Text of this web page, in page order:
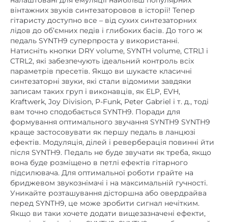
лідов до об’ємних педів і глибоких басів. До того ж
педаль SYNTH9 суперпроста у використанні.
Натисніть кнопки DRY volume, SYNTH volume, CTRL1 і
CTRL2, які забезпечують ідеальний контроль всіх
параметрів пресетів. Якщо ви шукаєте класичні
синтезаторні звуки, які стали відомими завдяки
записам таких груп і виконавців, як ELP, EVH,
Kraftwerk, Joy Division, P-Funk, Peter Gabriel і т. д., тоді
вам точно сподобається SYNTH9. Поради для
формування оптимального звучання SYNTH9 SYNTH9
краще застосовувати як першу педаль в ланцюзі
ефектів. Модуляція, ділей і реверберація повинні йти
після SYNTH9. Педаль не буде звучати як треба, якщо
вона буде розміщено в петлі ефектів гітарного
підсилювача. Для оптимальної роботи грайте на
бриджевом звукознімачі і на максимальній гучності.
Уникайте розташування дісторшна або овердрайва
перед SYNTH9, це може зробити сигнал нечітким.
Якщо ви таки хочете додати вищезазначені ефекти,
розміщуйте їх після SYNTH9. SYNTH9 має вбудований
компресор, активний на синтезаторних звуках.
Бажано не додавати інший компресор в ланцюзі